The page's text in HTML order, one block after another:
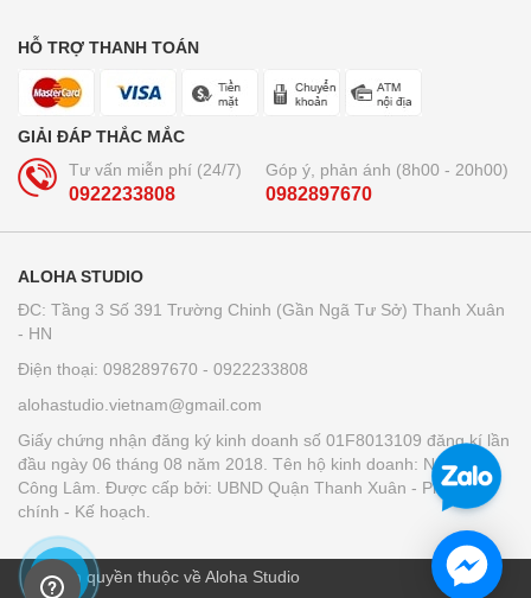
HỖ TRỢ THANH TOÁN
GIẢI ĐÁP THẮC MẮC
Tư vấn miễn phí (24/7)
0922233808
Góp ý, phản ánh (8h00 - 20h00)
0982897670
ALOHA STUDIO
ĐC: Tầng 3 Số 391 Trường Chinh (Gần Ngã Tư Sở) Thanh Xuân
- HN
Điện thoại: 0982897670 - 0922233808
alohastudio.vietnam@gmail.com
Giấy chứng nhận đăng ký kinh doanh số 01F8013109 đăng kí lần
đầu ngày 06 tháng 08 năm 2018. Tên hộ kinh doanh: Nguyễn
Công Lâm. Được cấp bởi: UBND Quận Thanh Xuân - Phòng tài
chính - Kế hoạch.
© Bản quyền thuộc về Aloha Studio